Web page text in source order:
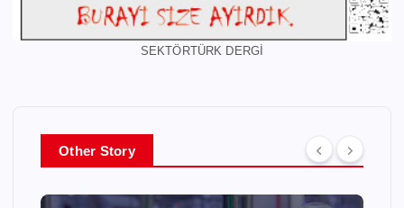
SEKTÖRTÜRK DERGİ
Other Story